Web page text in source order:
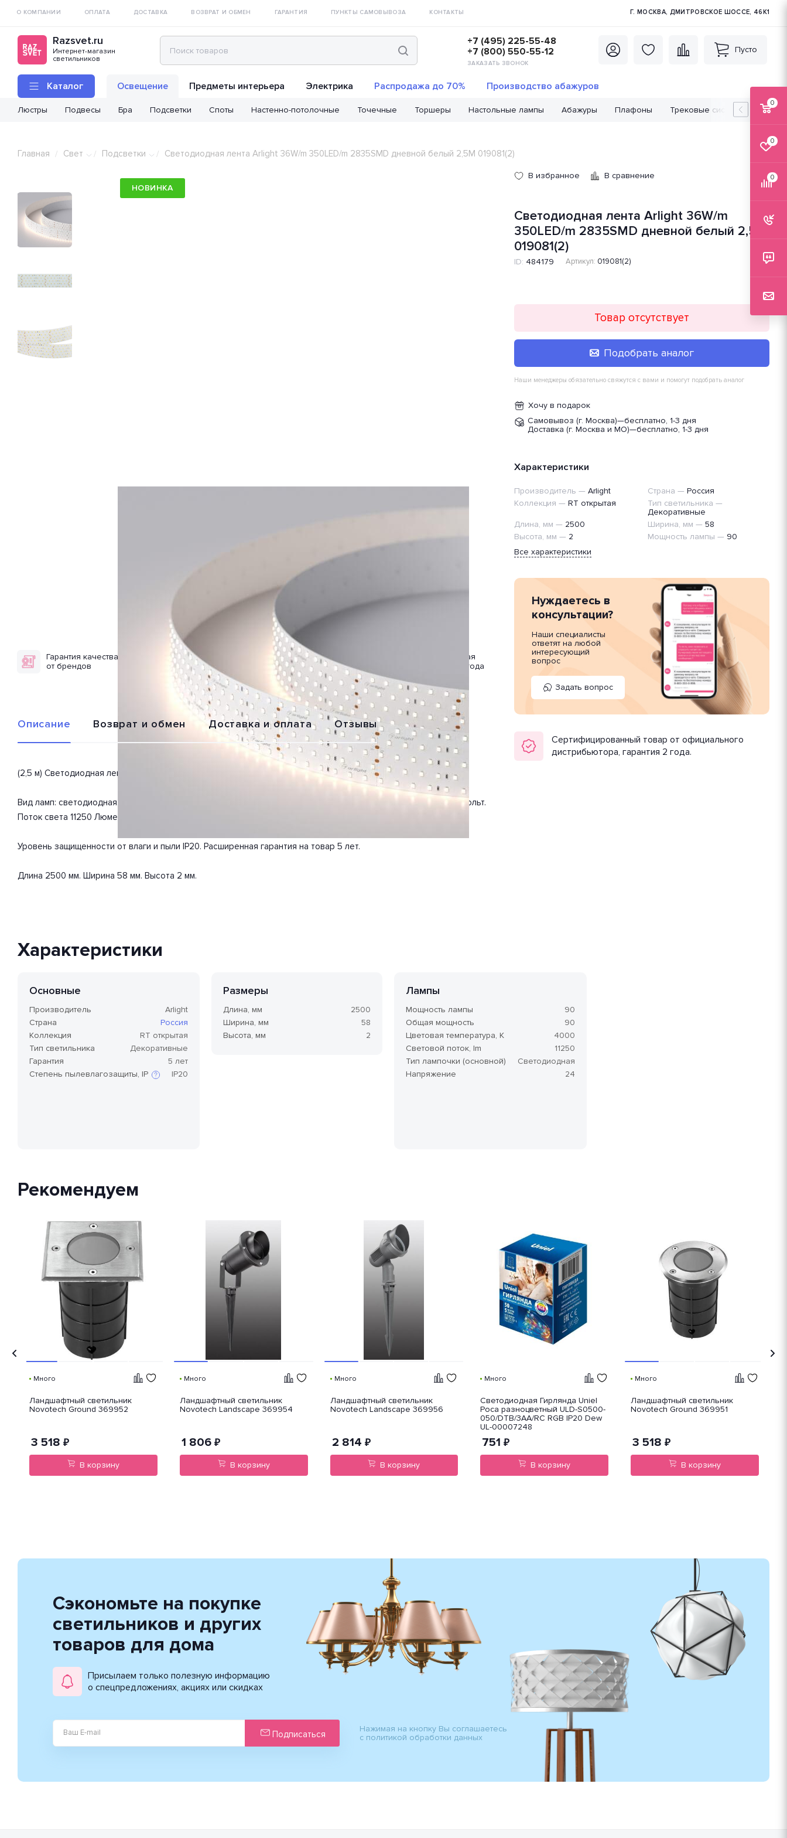
О КОМПАНИИ ОПЛАТА ДОСТАВКА ВОЗВРАТ И ОБМЕН ГАРАНТИЯ ПУНКТЫ САМОВЫВОЗА КОНТАКТЫ Г. МОСКВА, ДМИТРОВСКОЕ ШОССЕ, 46К1
Razsvet.ru
Интернет-магазин
светильников
+7 (495) 225-55-48
+7 (800) 550-55-12
ЗАКАЗАТЬ ЗВОНОК
Пусто
Каталог Освещение
Люстры Подвесы Бра Подсветки Споты Настенно-потолочные Точечные Торшеры Настольные лампы Абажуры Плафоны Трековые системы
Предметы интерьера Электрика Распродажа до 70% Производство абажуров
Главная / Свет / Подсветки / Светодиодная лента Arlight 36W/m 350LED/m 2835SMD дневной белый 2,5M 019081(2)
НОВИНКА
Гарантия качества
от брендов
Доставка по
всей России
Обмен или
возврат
Расширенная
гарантия 2 года
Описание Возврат и обмен Доставка и оплата Отзывы
(2,5 м) Светодиодная лента 019081(2) из серии «RT открытая» от производителя Arlight (Россия).
Вид ламп: светодиодная. Мощность одной лампы составляет 90 Вт. Общая мощность 90 Вт. Напряжение 24 Вольт.
Поток света 11250 Люмен.
Уровень защищенности от влаги и пыли IP20. Расширенная гарантия на товар 5 лет.
Длина 2500 мм. Ширина 58 мм. Высота 2 мм.
В избранное В сравнение
Светодиодная лента Arlight 36W/m
350LED/m 2835SMD дневной белый 2,5M
019081(2)
ID: 484179 Артикул: 019081(2)
Товар отсутствует
Подобрать аналог
Наши менеджеры обязательно свяжутся с вами и помогут подобрать аналог
Хочу в подарок
Самовывоз (г. Москва)—бесплатно, 1-3 дня
Доставка (г. Москва и МО)—бесплатно, 1-3 дня
Характеристики
Производитель — Arlight Страна — Россия
Коллекция — RT открытая Тип светильника —
Декоративные
Длина, мм — 2500 Ширина, мм — 58
Высота, мм — 2 Мощность лампы — 90
Все характеристики
Нуждаетесь в
консультации?
Наши специалисты
ответят на любой
интересующий
вопрос
Задать вопрос
Сертифицированный товар от официального
дистрибьютора, гарантия 2 года.
Характеристики
Основные
Производитель
Arlight
Страна
Россия
Коллекция
RT открытая
Тип светильника
Декоративные
Гарантия
5 лет
Степень пылевлагозащиты, IP
защиты внешней оболочки
устройства от попадания внутрь
частям девайса.
IP20
Размеры
Длина, мм
2500
Ширина, мм
58
Высота, мм
2
Лампы
Мощность лампы
90
Общая мощность
90
Цветовая температура, K
4000
Световой поток, lm
11250
Тип лампочки (основной)
Светодиодная
Напряжение
24
Рекомендуем
Много
Ландшафтный светильник
Novotech Ground 369952
3 518 ₽
В корзину
Много
Ландшафтный светильник
Novotech Landscape 369954
1 806₽
В корзину
Много
Ландшафтный светильник
Novotech Landscape 369956
2 814 ₽
В корзину
Много
Светодиодная Гирлянда Uniel
Роса разноцветный ULD-S0500-
050/DTB/3AA/RC RGB IP20 Dew
UL-00007248
751 ₽
В корзину
Много
Ландшафтный светильник
Novotech Ground 369951
3 518 ₽
В корзину
Сэкономьте на покупке
светильников и других
товаров для дома
Присылаем только полезную информацию
о спецпредложениях, акциях или скидках
Подписаться
Нажимая на кнопку Вы соглашаетесь
с политикой обработки данных
0
0
0